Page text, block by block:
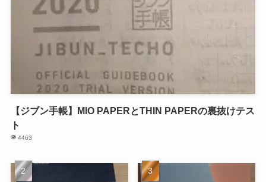
【ジブン手帳】MIO PAPERとTHIN PAPERの裏抜けテス
ト
4463